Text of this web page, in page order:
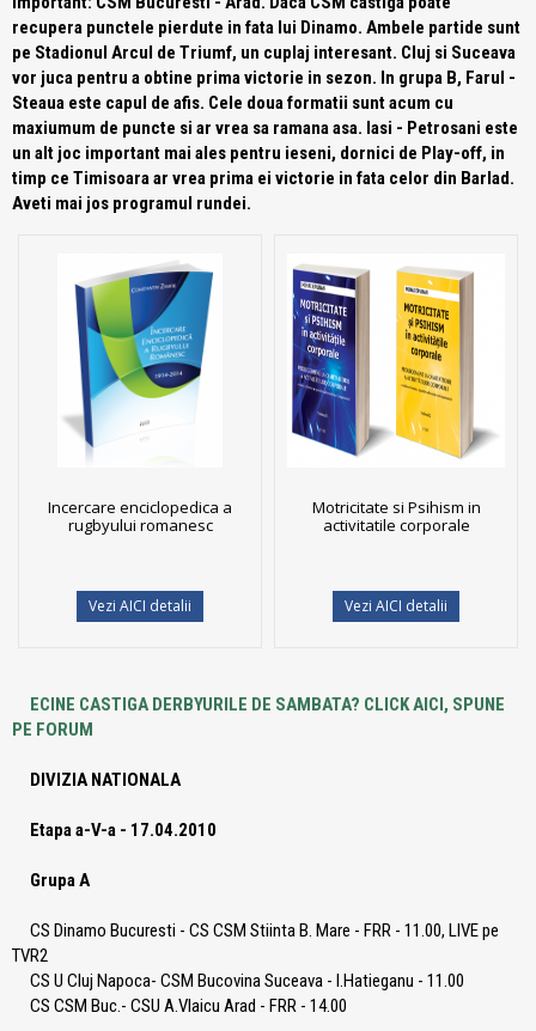
recupera punctele pierdute in fata lui Dinamo. Ambele partide sunt
pe Stadionul Arcul de Triumf, un cuplaj interesant. Cluj si Suceava
vor juca pentru a obtine prima victorie in sezon. In grupa B, Farul -
Steaua este capul de afis. Cele doua formatii sunt acum cu
maxiumum de puncte si ar vrea sa ramana asa. Iasi - Petrosani este
un alt joc important mai ales pentru ieseni, dornici de Play-off, in
timp ce Timisoara ar vrea prima ei victorie in fata celor din Barlad.
Aveti mai jos programul rundei.
Incercare enciclopedica a
rugbyului romanesc
Vezi AICI detalii
Motricitate si Psihism in
activitatile corporale
Vezi AICI detalii
ECINE CASTIGA DERBYURILE DE SAMBATA? CLICK AICI, SPUNE
PE FORUM
DIVIZIA NATIONALA
Etapa a-V-a - 17.04.2010
Grupa A
CS Dinamo Bucuresti - CS CSM Stiinta B. Mare - FRR - 11.00, LIVE pe
TVR2
CS U Cluj Napoca- CSM Bucovina Suceava - I.Hatieganu - 11.00
CS CSM Buc.- CSU A.Vlaicu Arad - FRR - 14.00